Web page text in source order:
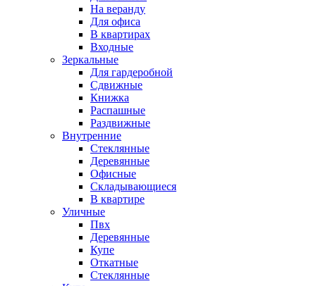
На веранду
Для офиса
В квартирах
Входные
Зеркальные
Для гардеробной
Сдвижные
Книжка
Распашные
Раздвижные
Внутренние
Стеклянные
Деревянные
Офисные
Складывающиеся
В квартире
Уличные
Пвх
Деревянные
Купе
Откатные
Стеклянные